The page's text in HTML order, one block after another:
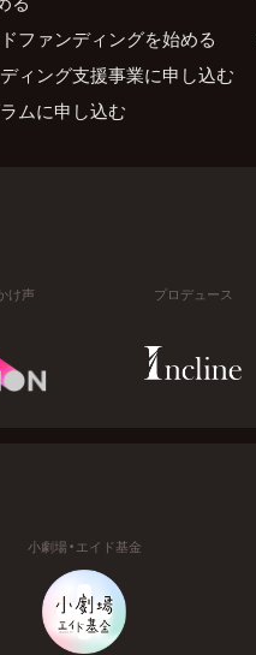
ファンディングを始める
ィング支援事業に申し込む
ムに申し込む
け声 プロデュース
小劇場・エイド基金